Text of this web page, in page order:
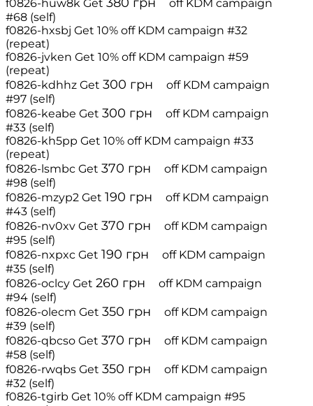
f0826-huw8k Get off KDM campaign
#68 (self)
f0826-hxsbj Get 10% off KDM campaign #32
(repeat)
f0826-jvken Get 10% off KDM campaign #59
(repeat)
f0826-kdhhz Get 300 грн off KDM campaign
#97 (self)
f0826-keabe Get 300 грн off KDM campaign
#33 (self)
f0826-kh5pp Get 10% off KDM campaign #33
(repeat)
f0826-lsmbc Get 370 грн off KDM campaign
#98 (self)
f0826-mzyp2 Get 190 грн off KDM campaign
#43 (self)
f0826-nv0xv Get 370 грн off KDM campaign
#95 (self)
f0826-nxpxc Get 190 грн off KDM campaign
#35 (self)
f0826-oclcy Get 260 грн off KDM campaign
#94 (self)
f0826-olecm Get 350 грн off KDM campaign
#39 (self)
f0826-qbcso Get 370 грн off KDM campaign
#58 (self)
f0826-rwqbs Get 350 грн off KDM campaign
#32 (self)
f0826-tgirb Get 10% off KDM campaign #95